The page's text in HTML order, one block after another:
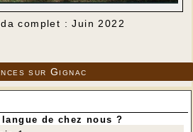
complet : Juin 2022
sur Gignac
de chez nous ?